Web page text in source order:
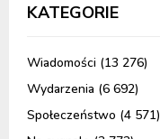
KATEGORIE
Wiadomości (13 276)
Wydarzenia (6 692)
Społeczeństwo (4 571)